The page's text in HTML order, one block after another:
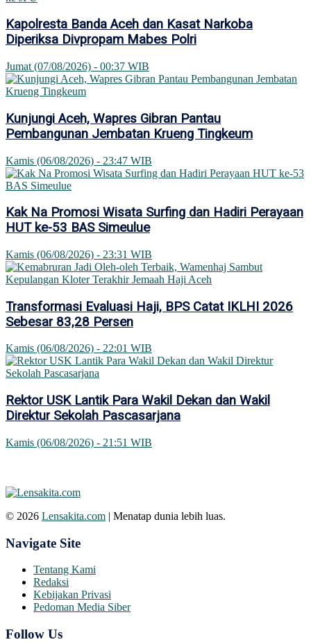
Kapolresta Banda Aceh dan Kasat Narkoba
Diperiksa Divpropam Mabes Polri
Jumat (07/08/2026) - 00:37 WIB
Kunjungi Aceh, Wapres Gibran Pantau
Pembangunan Jembatan Krueng Tingkeum
Kamis (06/08/2026) - 23:47 WIB
Kak Na Promosi Wisata Surfing dan Hadiri Perayaan
HUT ke-53 BAS Simeulue
Kamis (06/08/2026) - 23:31 WIB
Transformasi Evaluasi Haji, BPS Catat IKLHI 2026
Sebesar 83,28 Persen
Kamis (06/08/2026) - 22:01 WIB
Rektor USK Lantik Para Wakil Dekan dan Wakil
Direktur Sekolah Pascasarjana
Kamis (06/08/2026) - 21:51 WIB
© 2026 Lensakita.com | Menatap dunia lebih luas.
Navigate Site
Tentang Kami
Redaksi
Kebijakan Privasi
Pedoman Media Siber
Follow Us